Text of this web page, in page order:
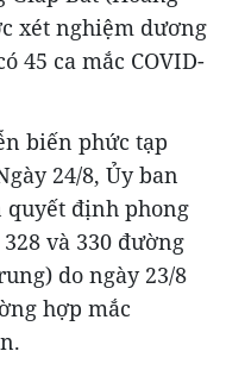
xét nghiệm dương
45 ca mắc COVID-
biến phức tạp
24/8, Ủy ban
quyết định phong
và 330 đường
do ngày 23/8
hợp mắc